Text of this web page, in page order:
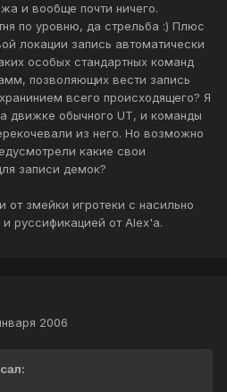
и вообще почти ничего.
по уровню, да стрельба :) Плюс
локации запись автоматически
особых стандартных команд
позволяющих вести запись
всего происходящего? Я
движке обычного UT, и команды
из него. Но возможно
какие свои
записи демок?
от змейки игротеки с насильно
и руссификацией от Alex'а.
2006